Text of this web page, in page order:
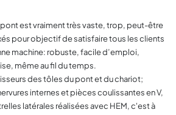
pont est vraiment très vaste, trop, peut-être
pour objectif de satisfaire tous les clients
machine: robuste, facile d’emploi,
même au fil du temps.
des tôles du pont et du chariot;
internes et pièces coulissantes en V,
latérales réalisées avec HEM, c'est à